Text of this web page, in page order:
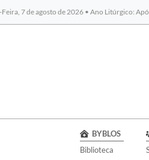
Feira, 7 de agosto de 2026 • Ano Litúrgico:
BYBLOS
Biblioteca